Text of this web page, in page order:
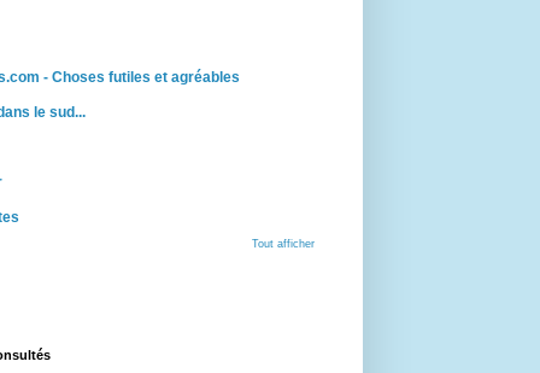
- Choses futiles et agréables
le sud...
Tout afficher